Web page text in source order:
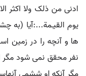
ادنی من ذلک ولا اکثر
یوم القیـمة...:آیا (به
ها و آنچه را در زمین
نفر محقق نمی شود مگر